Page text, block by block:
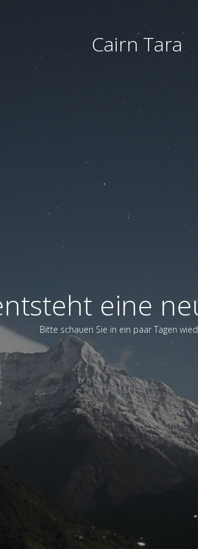
Cairn Tara
eine
Bitte schauen Sie in ein paar Tagen